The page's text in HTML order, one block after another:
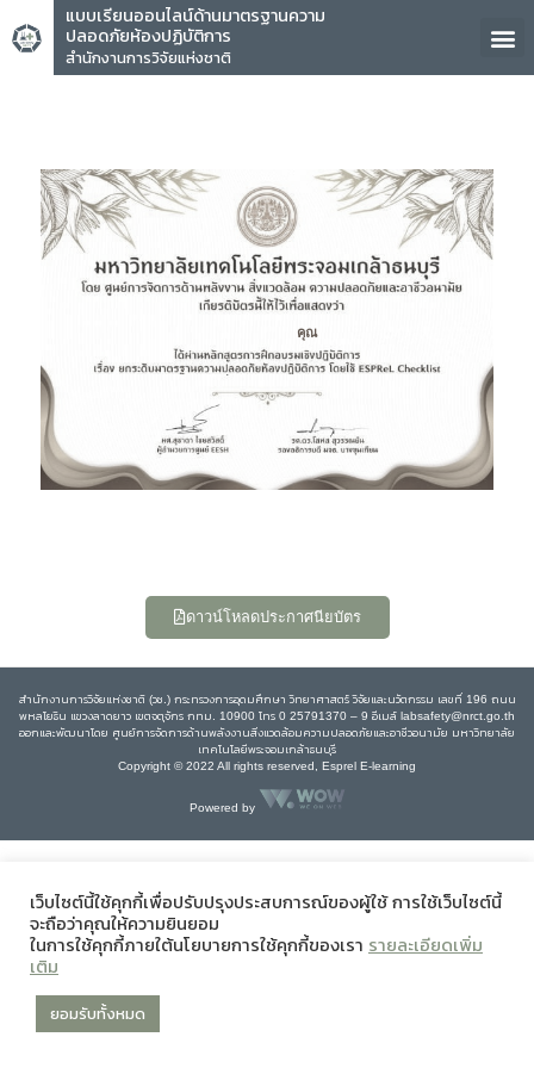
แบบเรียนออนไลน์ด้านมาตรฐานความ
ปลอดภัยห้องปฏิบัติการ
สำนักงานการวิจัยแห่งชาติ
คุณ
ดาวน์โหลดประกาศนียบัตร
สำนักงานการวิจัยแห่งชาติ (วช.) กระทรวงการอุดมศึกษา วิทยาศาสตร์ วิจัยและนวัตกรรม เลขที่ 196 ถนน
พหลโยธิน แขวงลาดยาว เขตจตุจักร กทม. 10900 โทร 0 25791370 – 9 อีเมล์ labsafety@nrct.go.th
ออกและพัฒนาโดย ศูนย์การจัดการด้านพลังงานสิ่งแวดล้อมความปลอดภัยและอาชีวอนามัย มหาวิทยาลัย
เทคโนโลยีพระจอมเกล้าธนบุรี
Copyright © 2022 All rights reserved, Esprel E-learning
Powered by
เว็บไซต์นี้ใช้คุกกี้เพื่อปรับปรุงประสบการณ์ของผู้ใช้ การใช้เว็บไซต์นี้
จะถือว่าคุณให้ความยินยอม
ในการใช้คุกกี้ภายใต้นโยบายการใช้คุกกี้ของเรา รายละเอียดเพิ่ม
เติม
ยอมรับทั้งหมด